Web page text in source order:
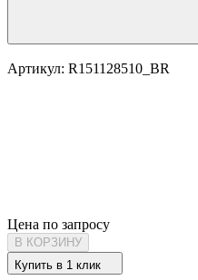
Артикул: R151128510_BR
Цена по запросу
В КОРЗИНУ
Купить в 1 клик